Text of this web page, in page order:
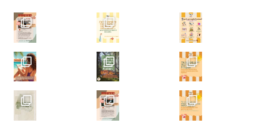
Un a
Un ar